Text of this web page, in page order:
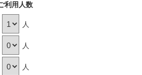
利用人数
人
人
人